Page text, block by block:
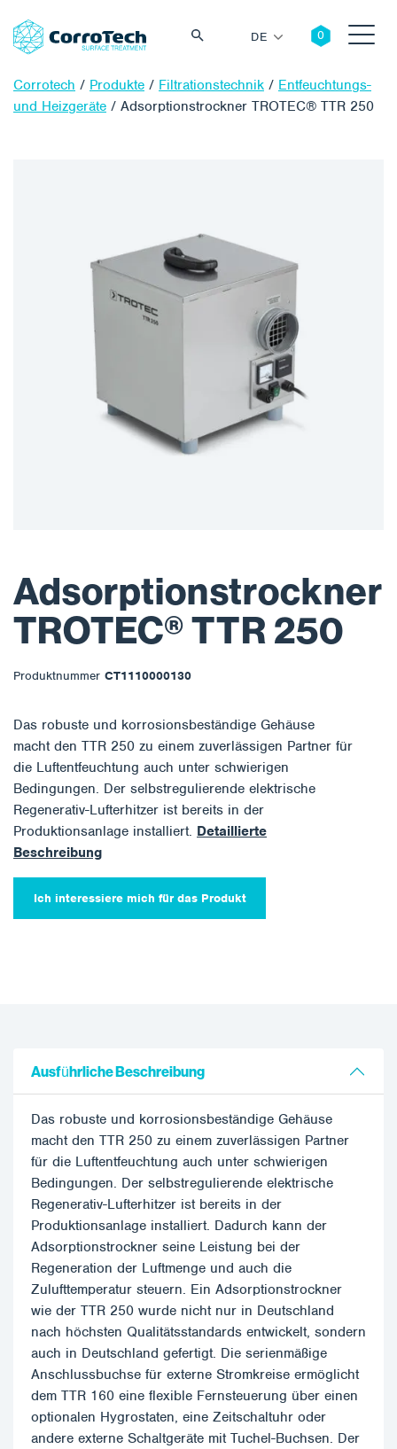
DE
Corrotech / Produkte / Filtrationstechnik / Entfeuchtungs-
und Heizgeräte / Adsorptionstrockner TROTEC® TTR 250
Adsorptionstrockner
TROTEC® TTR 250
Produktnummer CT1110000130
Das robuste und korrosionsbeständige Gehäuse
macht den TTR 250 zu einem zuverlässigen Partner für
die Luftentfeuchtung auch unter schwierigen
Bedingungen. Der selbstregulierende elektrische
Regenerativ-Lufterhitzer ist bereits in der
Produktionsanlage installiert. Detaillierte
Beschreibung
Ich interessiere mich für das Produkt
Ausführliche Beschreibung
Das robuste und korrosionsbeständige Gehäuse
macht den TTR 250 zu einem zuverlässigen Partner
für die Luftentfeuchtung auch unter schwierigen
Bedingungen. Der selbstregulierende elektrische
Regenerativ-Lufterhitzer ist bereits in der
Produktionsanlage installiert. Dadurch kann der
Adsorptionstrockner seine Leistung bei der
Regeneration der Luftmenge und auch die
Zulufttemperatur steuern. Ein Adsorptionstrockner
wie der TTR 250 wurde nicht nur in Deutschland
nach höchsten Qualitätsstandards entwickelt, sondern
auch in Deutschland gefertigt. Die serienmäßige
Anschlussbuchse für externe Stromkreise ermöglicht
dem TTR 160 eine flexible Fernsteuerung über einen
optionalen Hygrostaten, eine Zeitschaltuhr oder
andere externe Schaltgeräte mit Tuchel-Buchsen. Der